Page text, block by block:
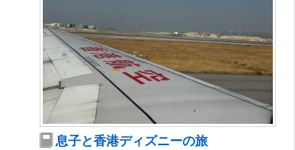
息子と香港ディズニーの旅